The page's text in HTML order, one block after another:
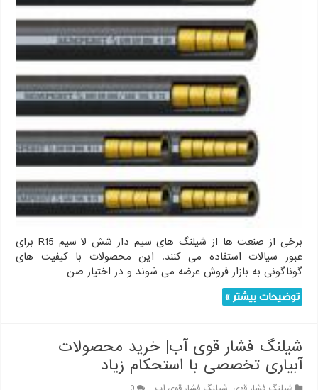
برخی از صنعت ها از شیلنگ های سیم دار شش لا سیم R15 برای
عبور سیالات استفاده می کنند. این محصولات با کیفیت های
گوناگونی به بازار فروش عرضه می شوند و در اختیار صن
توضیحات بیشتر »
شیلنگ فشار قوی آب| خرید محصولات
آبیاری تخصصی با استحکام زیاد